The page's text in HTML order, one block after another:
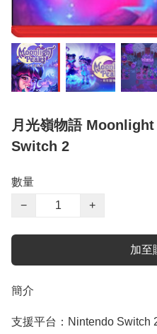
月光嶺物語
Switch 2
數量
−
+
加至
簡介
支援平台：Nintendo Switch